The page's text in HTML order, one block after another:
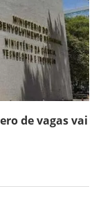
de vagas vai